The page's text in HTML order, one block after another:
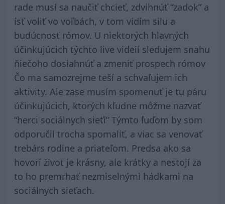
rade musí sa naučiť chcieť, zdvihnúť “zadok” a
ísť voliť vo voľbách, v tom vidím silu a
budúcnosť rómov. U niektorých hlavných
účinkujúcich týchto live videií sledujem snahu
ňiečoho dosiahnúť a zmeniť prospech rómov
Čo ma samozrejme teší a schvaľujem ich
aktivity. Ale zase musím spomenuť je tu páru
účinkujúcich, ktorých kľudne môžme nazvať
“herci sociálnych sieťí” Týmto ľuďom by som
odporučil trocha spomaliť, a viac sa venovať
trebárs rodine a priateľom. Predsa ako sa
hovorí život je krásny, ale krátky a nestojí za
to ho premrhať nezmiselnými hádkami na
sociálnych sieťach.